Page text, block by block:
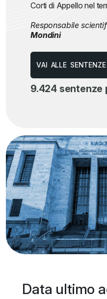
Corti di Appello nel
Responsabile
Mondini
VAI ALLE SENTENZE
9.424 sentenze
Data ultimo